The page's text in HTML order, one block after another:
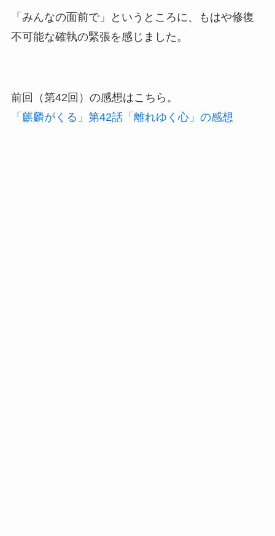
「みんなの面前で」というところに、もはや修復
不可能な確執の緊張を感じました。
前回（第42回）の感想はこちら。
「麒麟がくる」第42話「離れゆく心」の感想